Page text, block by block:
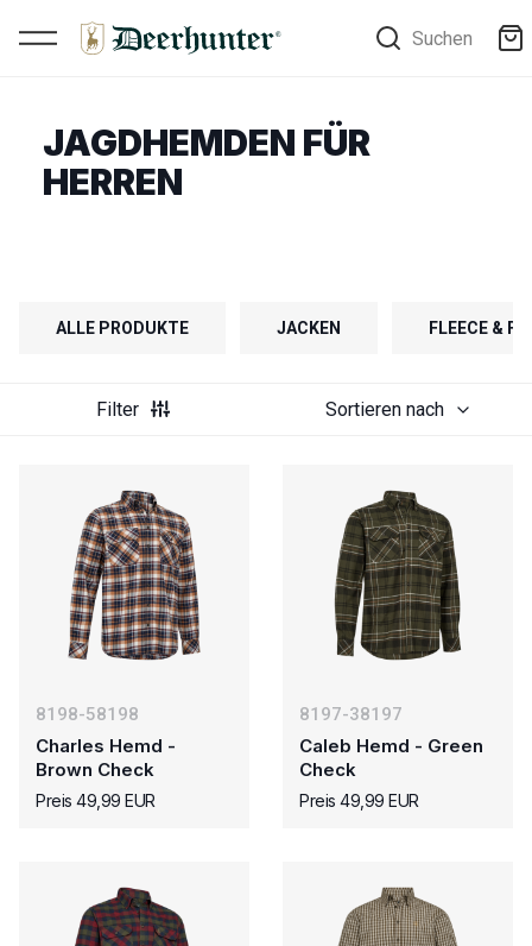
Suchen
JAGDHEMDEN FÜR
HERREN
ALLE PRODUKTE JACKEN FLEECE &
Filter Sortieren nach
8198-58198
Charles Hemd -
Brown Check
Preis 49,99 EUR
8197-38197
Caleb Hemd - Green
Check
Preis 49,99 EUR